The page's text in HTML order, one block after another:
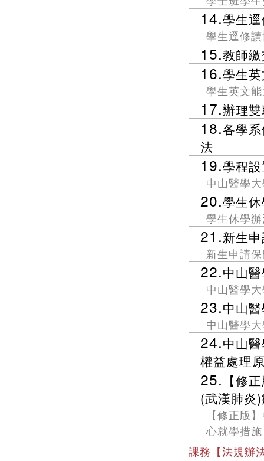
14.學生
學生逕修
15.教師
16.學生
學生英文
17.辦理
18.各學
法
19.學程
中山醫學
20.學生
學生休學
21.新生
新生申請
22.中山
中山醫學
23.中山
中山醫學
24.中山
權益處理
25. 【修
(武漢肺炎
【修正版
心就學措施
課務【法規辦